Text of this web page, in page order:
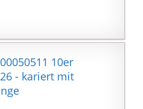
10er
- kariert mit